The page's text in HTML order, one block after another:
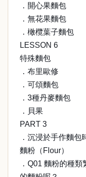
．開心果麵包
．無花果麵包
．橄欖葉子麵包
LESSON 6
特殊麵包
．布里歐修
．可頌麵包
．3種丹麥麵包
．貝果
PART 3
．沉浸於手作麵
麵粉（Flour）
．Q01 麵粉的種